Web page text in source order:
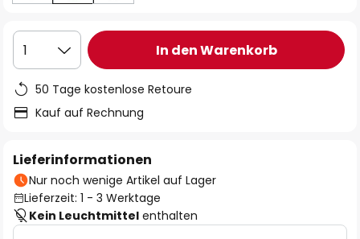
1 In den Warenkorb
50 Tage kostenlose Retoure
Kauf auf Rechnung
Lieferinformationen
Nur noch wenige Artikel auf Lager
Lieferzeit: 1 - 3 Werktage
Kein Leuchtmittel enthalten